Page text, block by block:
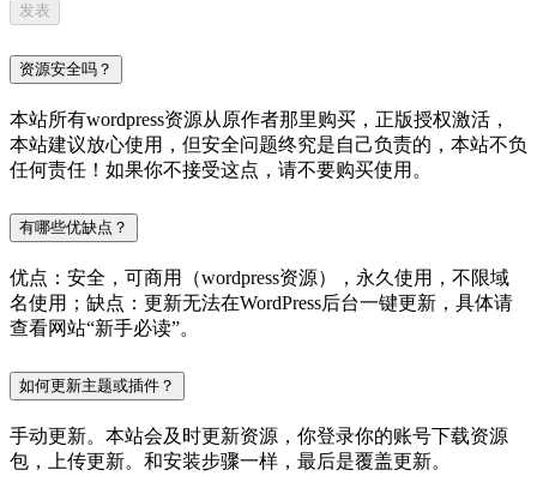
资源安全吗？
本站所有wordpress资源从原作者那里购买，正版授权激活，
本站建议放心使用，但安全问题终究是自己负责的，本站不负
任何责任！如果你不接受这点，请不要购买使用。
有哪些优缺点？
优点：安全，可商用（wordpress资源），永久使用，不限域
名使用；缺点：更新无法在WordPress后台一键更新，具体请
查看网站“新手必读”。
如何更新主题或插件？
手动更新。本站会及时更新资源，你登录你的账号下载资源
包，上传更新。和安装步骤一样，最后是覆盖更新。